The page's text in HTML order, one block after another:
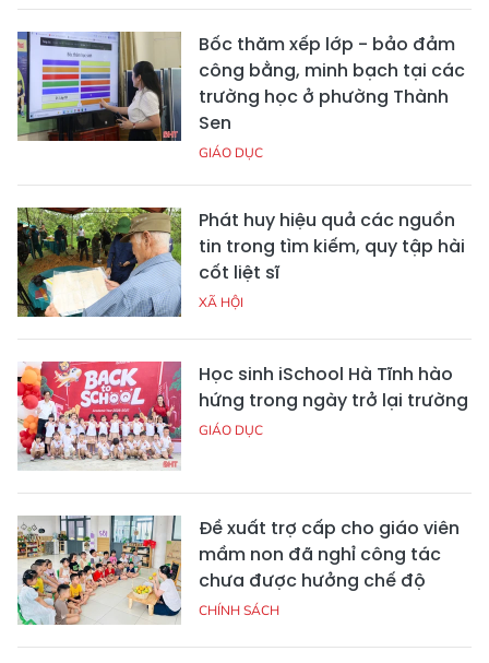
Bốc thăm xếp lớp - bảo đảm
công bằng, minh bạch tại các
trường học ở phường Thành
Sen
GIÁO DỤC
Phát huy hiệu quả các nguồn
tin trong tìm kiếm, quy tập hài
cốt liệt sĩ
XÃ HỘI
Học sinh iSchool Hà Tĩnh hào
hứng trong ngày trở lại trường
GIÁO DỤC
Đề xuất trợ cấp cho giáo viên
mầm non đã nghỉ công tác
chưa được hưởng chế độ
CHÍNH SÁCH